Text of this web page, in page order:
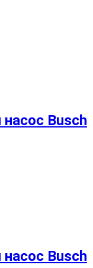
Busch
Busch